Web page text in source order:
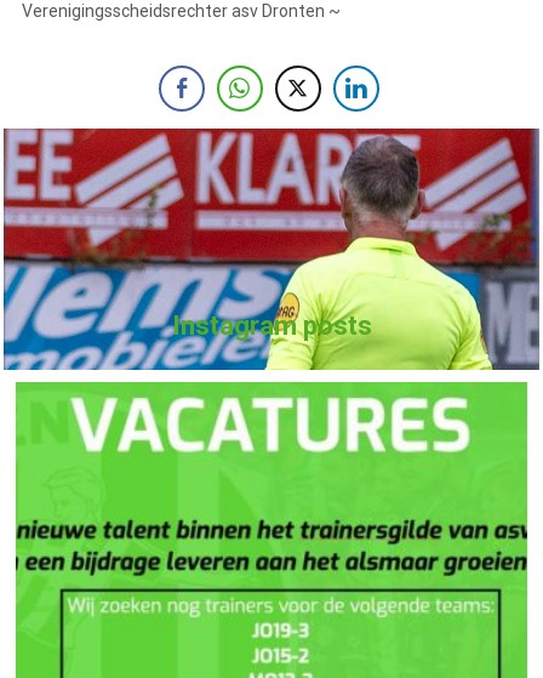
Verenigingsscheidsrechter asv Dronten ~
←Gym Inn’s Winterfit club actie! LAAT JE HOREN!→
Instagram posts